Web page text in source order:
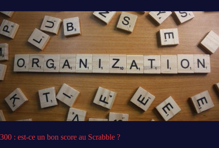
300 : est-ce un bon score au Scrabble ?